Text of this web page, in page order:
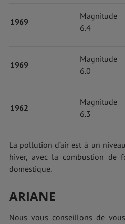
1969
6.4
1969
6.0
1962
6.3
La pollution d’air est à un
hiver, avec la combustion de
domestique.
ARIANE
Nous vous conseillons de